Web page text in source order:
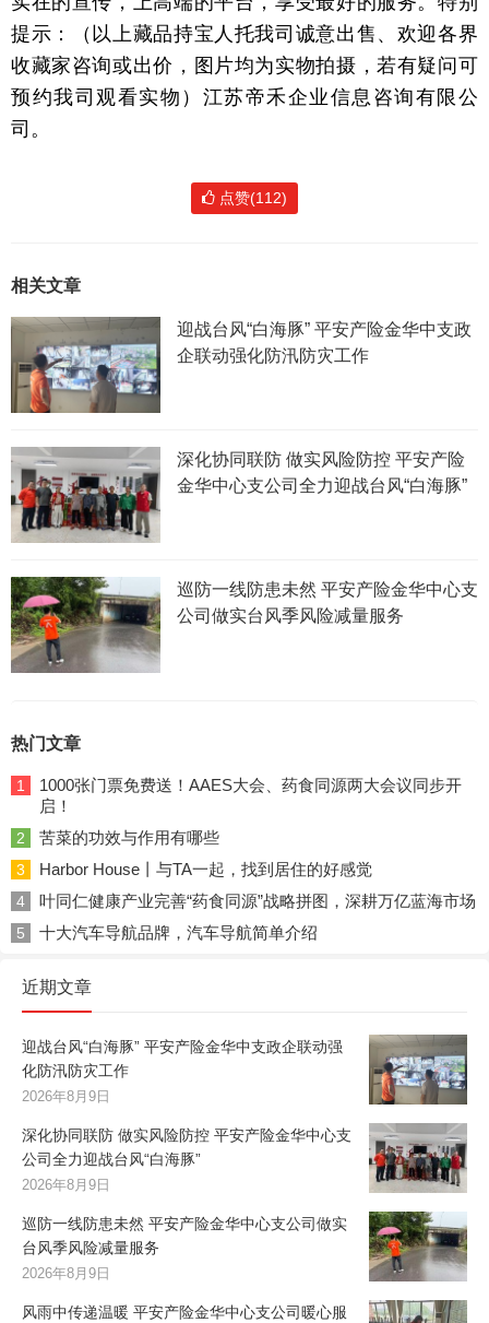
提示：（以上藏品持宝人托我司诚意出售、欢迎各界
收藏家咨询或出价，图片均为实物拍摄，若有疑问可
预约我司观看实物）江苏帝禾企业信息咨询有限公
司。
点赞(112)
相关文章
迎战台风“白海豚” 平安产险金华中支政
企联动强化防汛防灾工作
深化协同联防 做实风险防控 平安产险
金华中心支公司全力迎战台风“白海豚”
巡防一线防患未然 平安产险金华中心支
公司做实台风季风险减量服务
热门文章
1
1000张门票免费送！AAES大会、药食同源两大会议同步开
启！
2 苦菜的功效与作用有哪些
3 Harbor House丨与TA一起，找到居住的好感觉
4 叶同仁健康产业完善“药食同源”战略拼图，深耕万亿蓝海市场
5 十大汽车导航品牌，汽车导航简单介绍
近期文章
迎战台风“白海豚” 平安产险金华中支政企联动强
化防汛防灾工作
2026年8月9日
深化协同联防 做实风险防控 平安产险金华中心支
公司全力迎战台风“白海豚”
2026年8月9日
巡防一线防患未然 平安产险金华中心支公司做实
台风季风险减量服务
2026年8月9日
风雨中传递温暖 平安产险金华中心支公司暖心服